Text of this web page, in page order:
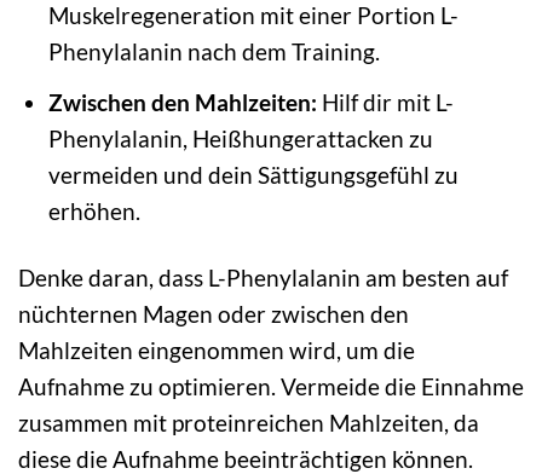
Muskelregeneration mit einer Portion L-
Phenylalanin nach dem Training.
Zwischen den Mahlzeiten: Hilf dir mit L-
Phenylalanin, Heißhungerattacken zu
vermeiden und dein Sättigungsgefühl zu
erhöhen.
Denke daran, dass L-Phenylalanin am besten auf
nüchternen Magen oder zwischen den
Mahlzeiten eingenommen wird, um die
Aufnahme zu optimieren. Vermeide die Einnahme
zusammen mit proteinreichen Mahlzeiten, da
diese die Aufnahme beeinträchtigen können.